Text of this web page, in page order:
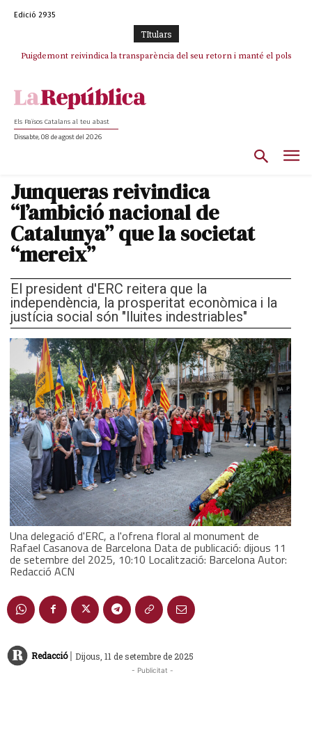
Edició 2935
TItulars
Puigdemont reivindica la transparència del seu retorn i manté el pols
Portugal acusa Espanya de provocar un “efecte crida” massiu per la seva
Els Països Catalans al teu abast
Dissabte, 08 de agost del 2026
Junqueras reivindica
“l’ambició nacional de
Catalunya” que la societat
“mereix”
El president d'ERC reitera que la
independència, la prosperitat econòmica i la
justícia social són "lluites indestriables"
Una delegació d'ERC, a l'ofrena floral al monument de
Rafael Casanova de Barcelona Data de publicació: dijous 11
de setembre del 2025, 10:10 Localització: Barcelona Autor:
Redacció ACN
Redacció | Dijous, 11 de setembre de 2025
- Publicitat -